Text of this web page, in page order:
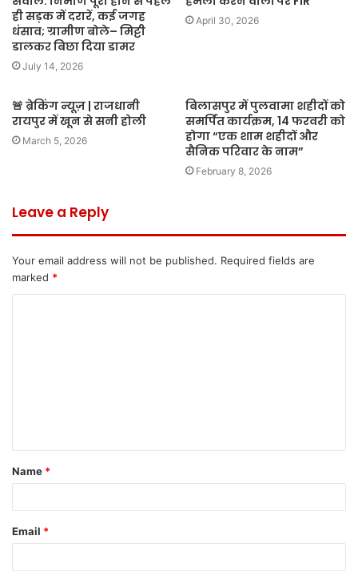
ही सड़क में दरारें, कई जगह
धंसाव; ग्रामीण बोले– मिट्टी
डालकर बिछा दिया डामर
July 14, 2026
April 30, 2026
🚨 ब्रेकिंग न्यूज़ | राजधानी
रायपुर में खून से सनी होली
March 5, 2026
बिलासपुर में पुलवामा शहीदों को
समर्पित कार्यक्रम, 14 फरवरी को
होगा “एक शाम शहीदों और
सैनिक परिवार के नाम”
February 8, 2026
Leave a Reply
Your email address will not be published. Required fields are
marked *
t
*
Name *
Email *